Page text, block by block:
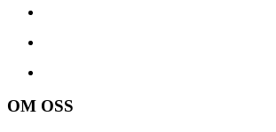
OM OSS